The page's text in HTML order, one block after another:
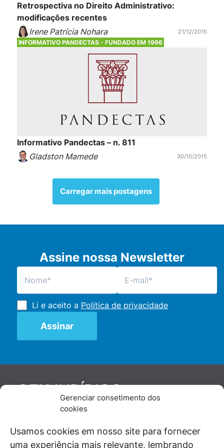
Gerenciar consetimento dos
cookies
Usamos cookies em nosso site para fornecer
uma experiência mais relevante, lembrando
Retrospectiva no Direito Administrativo:
modificações recentes
Irene Patrícia Nohara
21/12/2015
INFORMATIVO PANDECTAS - FUNDADO EM 1996
Informativo Pandectas – n. 811
Gladston Mamede
30/10/2015
Carregar mais postagens
Assine nossa Newsletter
Li e aceito a Política de privacidade
GENJURÍDICO
De maneira independente, os autores e
juristas e doutrinadores nacionais, se posicionam
diante de questões relevantes do cotidiano e